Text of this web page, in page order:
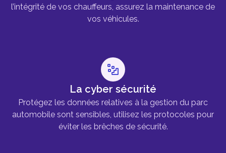
l’intégrité de vos chauffeurs, assurez la maintenance de
vos véhicules.
La cyber sécurité
Protégez les données relatives à la gestion du parc
automobile sont sensibles, utilisez les protocoles pour
éviter les brêches de sécurité.